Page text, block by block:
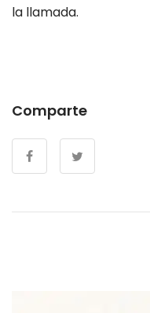
la llamada.
Comparte